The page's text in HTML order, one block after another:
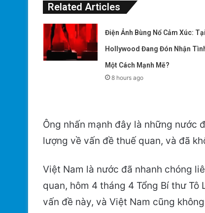
Related Articles
Điện Ảnh Bùng Nổ Cảm Xúc:
Hollywood Đang Đón Nhận
Một Cách Mạnh Mẽ?
8 hours ago
Ông nhấn mạnh đây là những nước
lượng về vấn đề thuế quan, và đã
Việt Nam là nước đã nhanh chóng
quan, hôm 4 tháng 4 Tổng Bí thư
vấn đề này, và Việt Nam cũng